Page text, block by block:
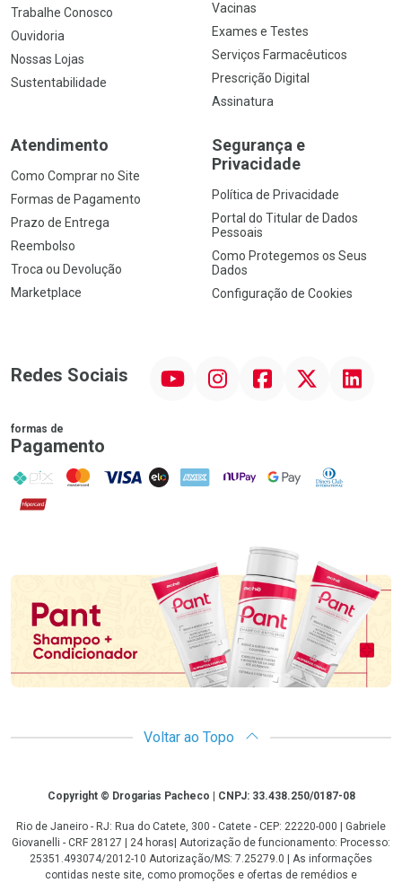
Trabalhe Conosco
Ouvidoria
Nossas Lojas
Sustentabilidade
Vacinas
Exames e Testes
Serviços Farmacêuticos
Prescrição Digital
Assinatura
Atendimento
Como Comprar no Site
Formas de Pagamento
Prazo de Entrega
Reembolso
Troca ou Devolução
Marketplace
Segurança e
Privacidade
Política de Privacidade
Portal do Titular de Dados
Pessoais
Como Protegemos os Seus
Dados
Configuração de Cookies
Redes Sociais InstagramFacebookTwitter Linkedin
formas de
Pagamento
PIX MasterCard
VISA ELO AMEX NuPay Google PayDiners Club
Hipercard
Promoção em Destaque
Voltar ao Topo
CopyrightCopyright © Drogarias Pacheco | CNPJ: 33.438.250/0187-08
Rio de Janeiro - RJ: Rua do Catete, 300 - Catete - CEP: 22220-000 | Gabriele
Giovanelli - CRF 28127 | 24 horas| Autorização de funcionamento: Processo:
25351.493074/2012-10 Autorização/MS: 7.25279.0 | As informações
contidas neste site, como promoções e ofertas de remédios e